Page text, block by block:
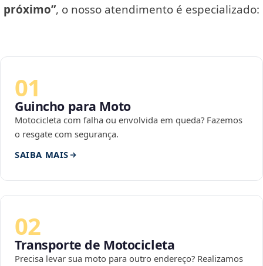
próximo”, o nosso atendimento é especializado:
01
Guincho para Moto
Motocicleta com falha ou envolvida em queda? Fazemos
o resgate com segurança.
SAIBA MAIS
02
Transporte de Motocicleta
Precisa levar sua moto para outro endereço? Realizamos